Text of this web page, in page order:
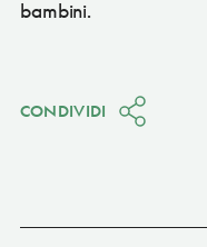
bambini.
CONDIVIDI